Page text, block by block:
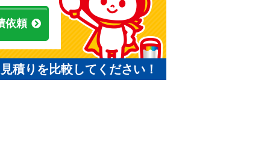
依頼
積りを比較してください！